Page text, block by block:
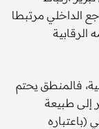
الداخلي مرتبطا
فالمنطق يحتم
إلى طبيعة
(باعتباره